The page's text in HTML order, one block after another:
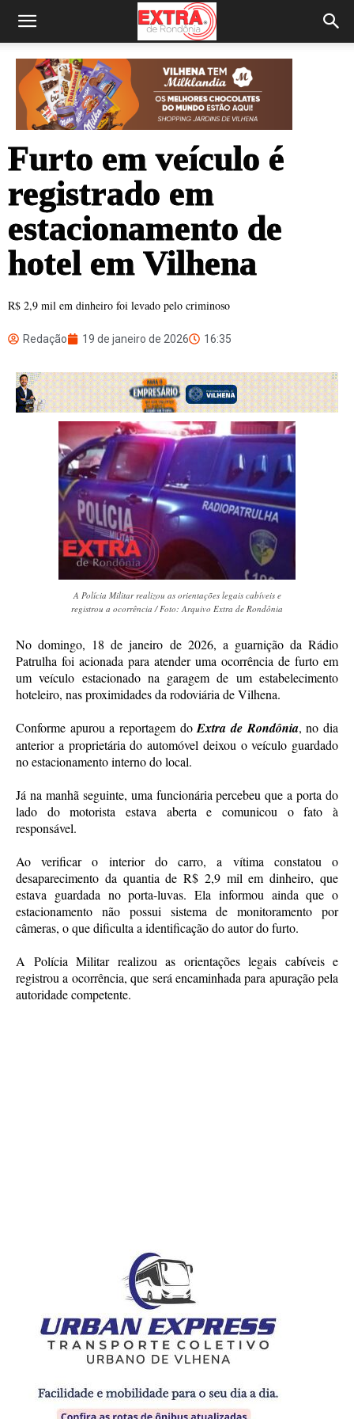
Furto em veículo é
registrado em
estacionamento de
hotel em Vilhena
R$ 2,9 mil em dinheiro foi levado pelo criminoso
Redação 19 de janeiro de 2026 16:35
A Polícia Militar realizou as orientações legais cabíveis e
registrou a ocorrência / Foto: Arquivo Extra de Rondônia
No domingo, 18 de janeiro de 2026, a guarnição da Rádio
Patrulha foi acionada para atender uma ocorrência de furto em
um veículo estacionado na garagem de um estabelecimento
hoteleiro, nas proximidades da rodoviária de Vilhena.
Conforme apurou a reportagem doExtra de Rondônia, no dia
anterior a proprietária do automóvel deixou o veículo guardado
no estacionamento interno do local.
Já na manhã seguinte, uma funcionária percebeu que a porta do
lado do motorista estava aberta e comunicou o fato à
responsável.
Ao verificar o interior do carro, a vítima constatou o
desaparecimento da quantia de R$ 2,9 mil em dinheiro, que
estava guardada no porta-luvas. Ela informou ainda que o
estacionamento não possui sistema de monitoramento por
câmeras, o que dificulta a identificação do autor do furto.
A Polícia Militar realizou as orientações legais cabíveis e
registrou a ocorrência, que será encaminhada para apuração pela
autoridade competente.